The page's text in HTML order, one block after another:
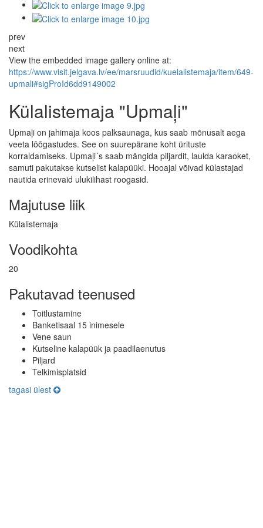
prev
next
View the embedded image gallery online at:
https://www.visit.jelgava.lv/ee/marsruudid/kuelalistemaja/item/649-
upmali#sigProId6dd9149002
Külalistemaja "Upmaļi"
Upmaļi on jahimaja koos palksaunaga, kus saab mõnusalt aega
veeta lõõgastudes. See on suurepärane koht ürituste
korraldamiseks. Upmaļi´s saab mängida piljardit, laulda karaoket,
samuti pakutakse kutselist kalapüüki. Hooajal võivad külastajad
nautida erinevaid ulukilihast roogasid.
Majutuse liik
Külalistemaja
Voodikohta
20
Pakutavad teenused
Toitlustamine
Banketisaal 15 inimesele
Vene saun
Kutseline kalapüük ja paadilaenutus
Piljard
Telkimisplatsid
tagasi ülest